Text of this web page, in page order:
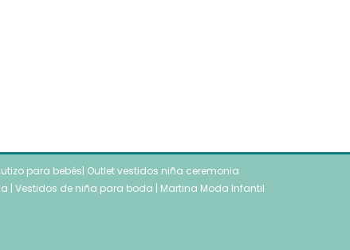
para bebés| Outlet vestidos niña ceremonia
| Vestidos de niña para boda | Martina Moda Infantil